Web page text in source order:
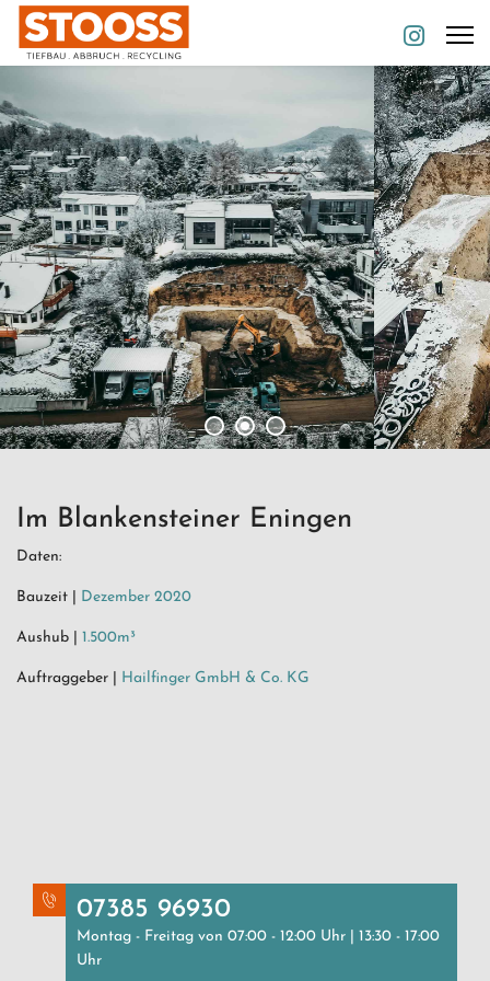
Im Blankensteiner Eningen
Daten:
Bauzeit | Dezember 2020
Aushub | 1.500m³
Auftraggeber | Hailfinger GmbH & Co. KG
07385 96930
Montag - Freitag von 07:00 - 12:00 Uhr | 13:30 - 17:00
Uhr